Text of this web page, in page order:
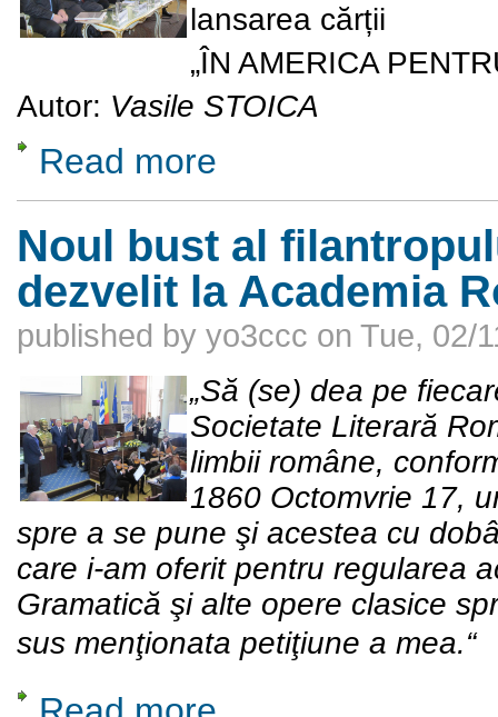
lansarea cărții
„ÎN AMERICA
Autor: Vasile STOICA
Read more
Noul bust al
dezvelit la Academia
published by yo3ccc on Tue, 02/
„Să (se) dea pe
Societate Literară
limbii române,
1860 Octomvrie 17,
spre a se pune şi acestea cu
care i-am oferit pentru regularea
Gramatică şi alte opere clasice
sus menţionata petiţiune a mea.“